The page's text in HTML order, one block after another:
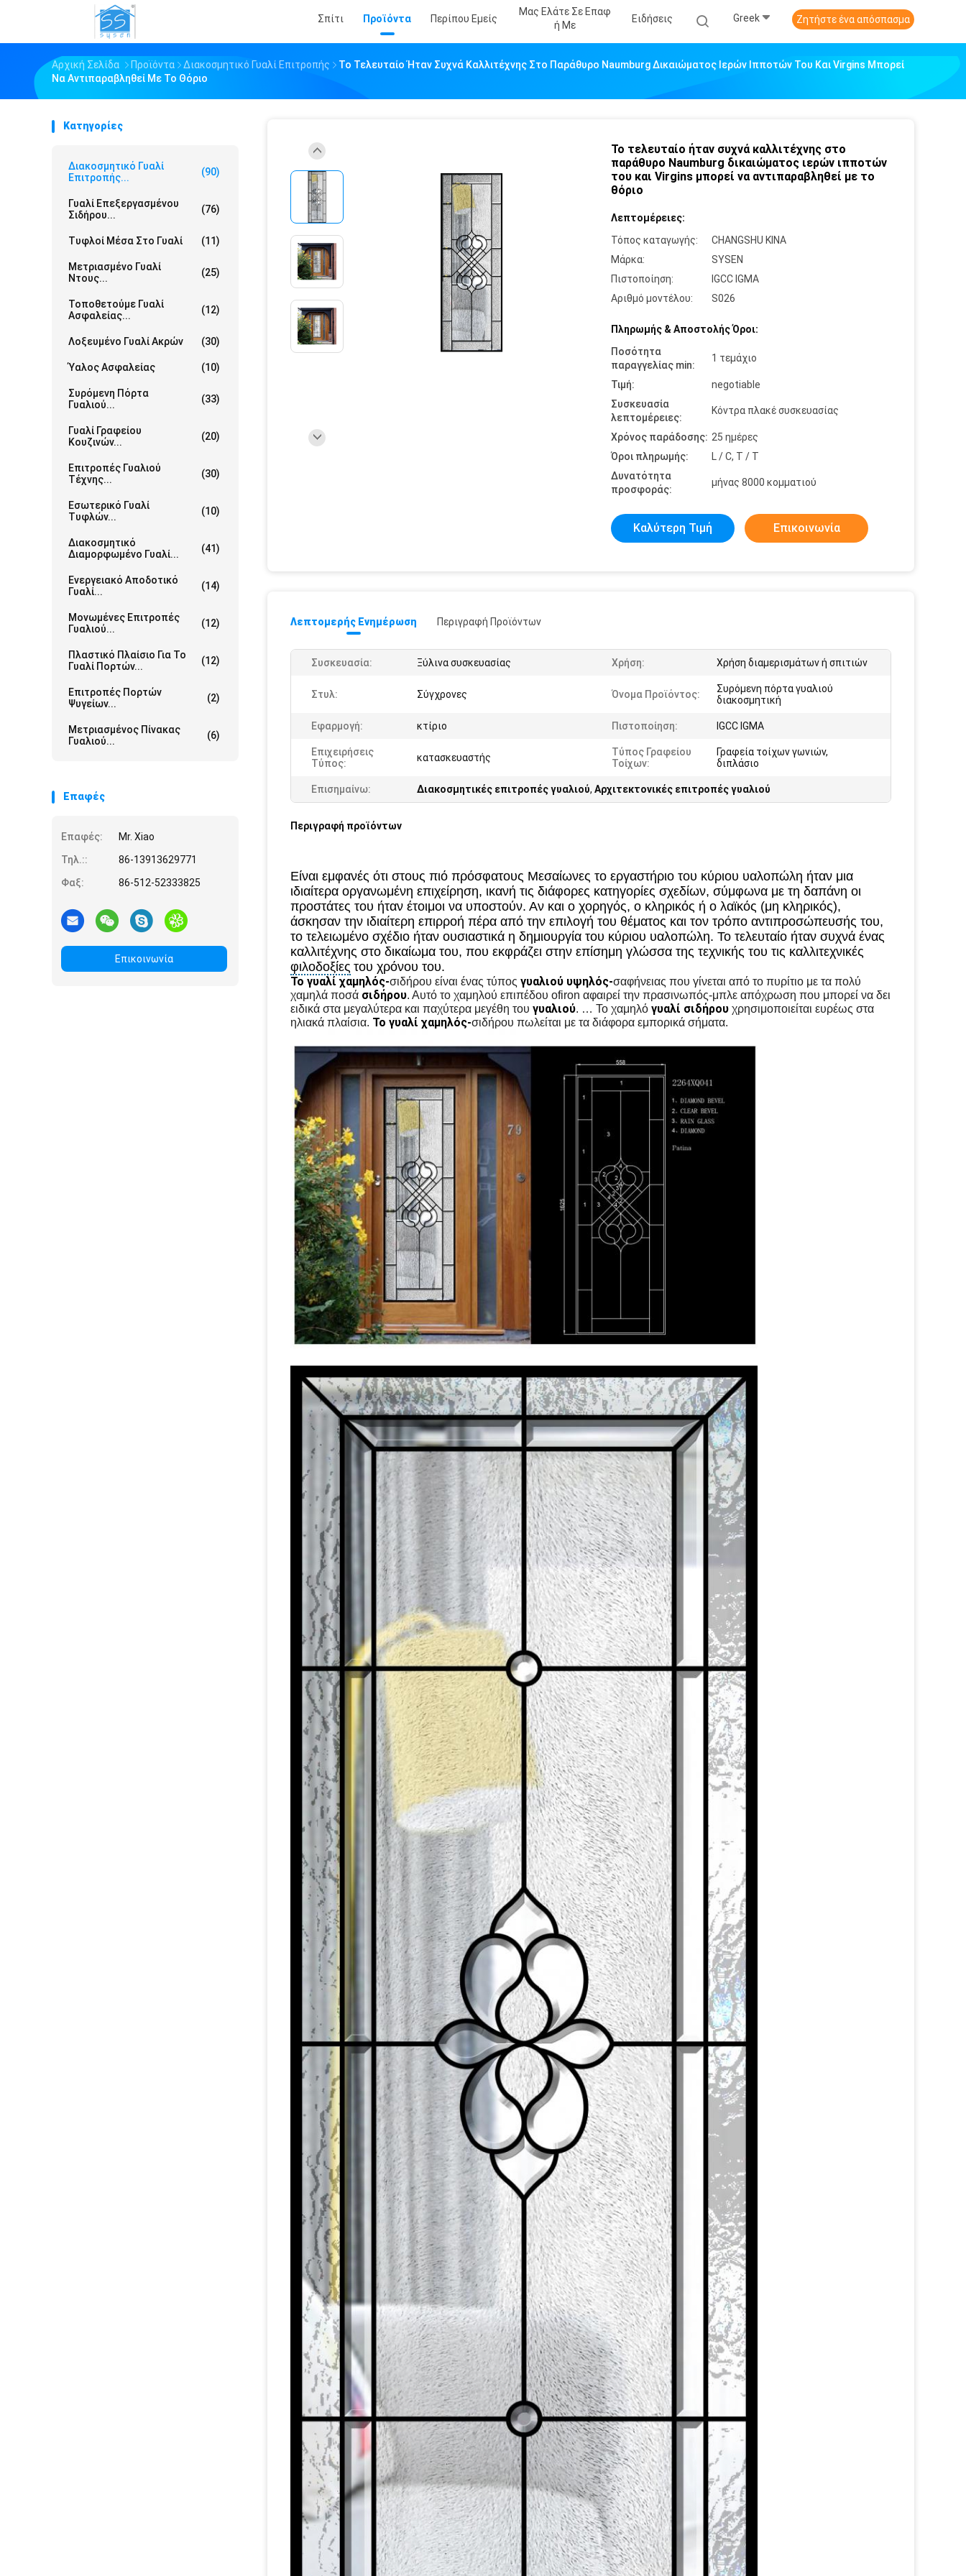
Σπίτι Προϊόντα Περίπου Εμείς
Μας Ελάτε Σε Επαφ
Ή Με
Ειδήσεις Greek Ζητήστε ένα απόσπασμα
Αρχική Σελίδα Προϊόντα Διακοσμητικό Γυαλί Επιτροπής
Το Τελευταίο Ήταν Συχνά Καλλιτέχνης Στο Παράθυρο Naumburg Δικαιώματος Ιερών Ιπποτών Του Και Virgins Μπορεί
Να Αντιπαραβληθεί Με Το Θόριο
Κατηγορίες
Διακοσμητικό Γυαλί
Επιτροπής...
(90)
Γυαλί Επεξεργασμένου
Σιδήρου...
(76)
Τυφλοί Μέσα Στο Γυαλί (11)
Μετριασμένο Γυαλί
Ντους...
(25)
Τοποθετούμε Γυαλί
Ασφαλείας...
(12)
Λοξευμένο Γυαλί Ακρών (30)
Ύαλος Ασφαλείας (10)
Συρόμενη Πόρτα
Γυαλιού...
(33)
Γυαλί Γραφείου
Κουζινών...
(20)
Επιτροπές Γυαλιού
Τέχνης...
(30)
Εσωτερικό Γυαλί
Τυφλών...
(10)
Διακοσμητικό
Διαμορφωμένο Γυαλί...
(41)
Ενεργειακό Αποδοτικό
Γυαλί...
(14)
Μονωμένες Επιτροπές
Γυαλιού...
(12)
Πλαστικό Πλαίσιο Για Το
Γυαλί Πορτών...
(12)
Επιτροπές Πορτών
Ψυγείων...
(2)
Μετριασμένος Πίνακας
Γυαλιού...
(6)
Επαφές
Επαφές:
Mr. Xiao
Τηλ.::
86-13913629771
Φαξ:
86-512-52333825
Επικοινωνία
Το τελευταίο ήταν συχνά καλλιτέχνης στο
παράθυρο Naumburg δικαιώματος ιερών ιπποτών
του και Virgins μπορεί να αντιπαραβληθεί με το
θόριο
Λεπτομέρειες:
Τόπος καταγωγής:
CHANGSHU ΚΙΝΑ
Μάρκα:
SYSEN
Πιστοποίηση:
IGCC IGMA
Αριθμό μοντέλου:
S026
Πληρωμής & Αποστολής Όροι:
Ποσότητα
παραγγελίας min:
1 τεμάχιο
Τιμή:
negotiable
Συσκευασία
λεπτομέρειες:
Κόντρα πλακέ συσκευασίας
Χρόνος παράδοσης: 25 ημέρες
Όροι πληρωμής:
L / C, T / T
Δυνατότητα
προσφοράς:
μήνας 8000 κομματιού
Καλύτερη Τιμή Επικοινωνία
Λεπτομερής Ενημέρωση Περιγραφή Προϊόντων
Συσκευασία: Ξύλινα συσκευασίας Χρήση: Χρήση διαμερισμάτων ή σπιτιών
Στυλ: Σύγχρονες Όνομα Προϊόντος:
Συρόμενη πόρτα γυαλιού
διακοσμητική
Εφαρμογή: κτίριο Πιστοποίηση: IGCC IGMA
Επιχειρήσεις
Τύπος:
κατασκευαστής
Τύπος Γραφείου
Τοίχων:
Γραφεία τοίχων γωνιών,
διπλάσιο
Επισημαίνω: Διακοσμητικές επιτροπές γυαλιού, Αρχιτεκτονικές επιτροπές γυαλιού
Περιγραφή προϊόντων
Είναι εμφανές ότι στους πιό πρόσφατους Μεσαίωνες το εργαστήριο του κύριου υαλοπώλη ήταν μια
ιδιαίτερα οργανωμένη επιχείρηση, ικανή τις διάφορες κατηγορίες σχεδίων, σύμφωνα με τη δαπάνη οι
προστάτες του ήταν έτοιμοι να υποστούν. Αν και ο χορηγός, ο κληρικός ή ο λαϊκός (μη κληρικός),
άσκησαν την ιδιαίτερη επιρροή πέρα από την επιλογή του θέματος και τον τρόπο αντιπροσώπευσής του,
το τελειωμένο σχέδιο ήταν ουσιαστικά η δημιουργία του κύριου υαλοπώλη. Το τελευταίο ήταν συχνά ένας
καλλιτέχνης στο δικαίωμα του, που εκφράζει στην επίσημη γλώσσα της τεχνικής του τις καλλιτεχνικές
φιλοδοξίες του χρόνου του.
Το γυαλί χαμηλός-σιδήρου είναι ένας τύπος γυαλιού υψηλός-σαφήνειας που γίνεται από το πυρίτιο με τα πολύ
χαμηλά ποσά σιδήρου. Αυτό το χαμηλού επιπέδου ofiron αφαιρεί την πρασινωπός-μπλε απόχρωση που μπορεί να δει
ειδικά στα μεγαλύτερα και παχύτερα μεγέθη του γυαλιού. … Το χαμηλό γυαλί σιδήρου χρησιμοποιείται ευρέως στα
ηλιακά πλαίσια. Το γυαλί χαμηλός-σιδήρου πωλείται με τα διάφορα εμπορικά σήματα.